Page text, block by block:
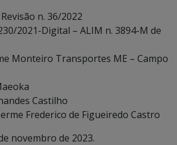
n. 36/2022
2021-Digital – ALIM n. 3894-M de
Monteiro Transportes ME – Campo
Castilho
Frederico de Figueiredo Castro
novembro de 2023.